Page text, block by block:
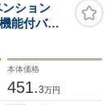
ンション
能付バイ
ーション
レザーシ
本体価格
451.3万円